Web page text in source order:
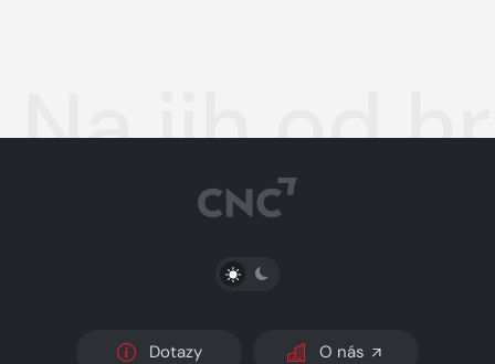
Na jih od
PŘEPNOUT SVĚTLÝ/TMAVÝ REŽIM
Dotazy O nás